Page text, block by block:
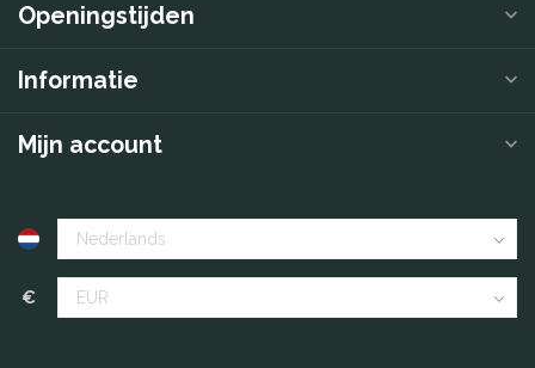
Openingstijden
Informatie
Mijn account
€